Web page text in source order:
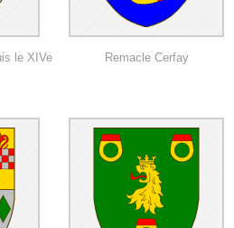
le XIVe
Remacle Cerfay